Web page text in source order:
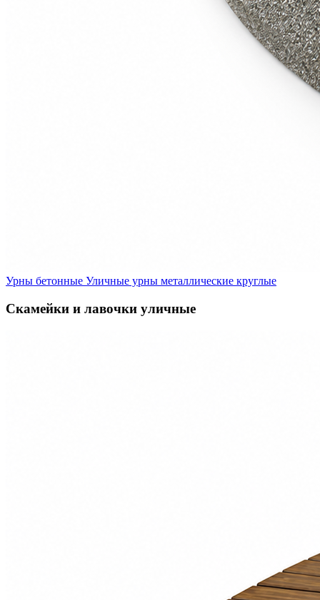
Урны бетонные Уличные урны металлические круглые
Скамейки и лавочки уличные